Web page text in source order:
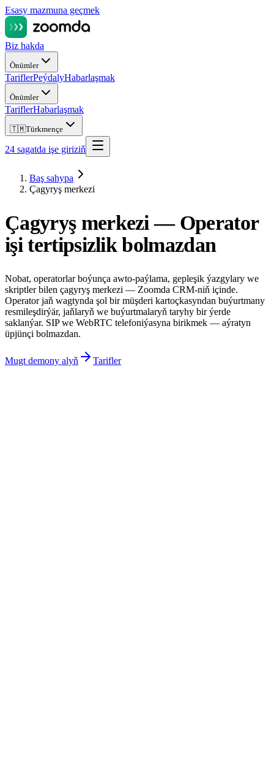
Esasy mazmuna geçmek
Biz hakda
Önümler
TariflerPeýdalyHabarlaşmak
Önümler
TariflerHabarlaşmak
🇹🇲Türkmençe
24 sagatda işe giriziň
Baş sahypa
Çagyryş merkezi
Çagyryş merkezi — Operator
işi tertipsizlik bolmazdan
Nobat, operatorlar boýunça awto-paýlama, gepleşik ýazgylary we
skriptler bilen çagyryş merkezi — Zoomda CRM-niň içinde.
Operator jaň wagtynda şol bir müşderi kartoçkasyndan buýurtmany
resmileşdirýär, jaňlaryň we buýurtmalaryň taryhy bir ýerde
saklanýar. SIP we WebRTC telefoniýasyna birikmek — aýratyn
üpjünçi bolmazdan.
Mugt demony alyň Tarifler